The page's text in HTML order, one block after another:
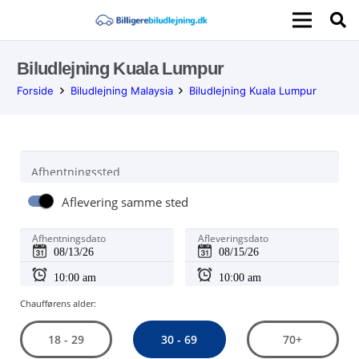
Biludlejning Kuala Lumpur
Forside Biludlejning Malaysia Biludlejning Kuala Lumpur
Afhentningssted
Aflevering samme sted
Afhentningsdato Afleveringsdato
Chaufførens alder:
18 - 29 30 - 69 70+